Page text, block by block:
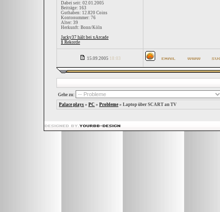
Dabei seit: 02.01.2005
Beiträge: 163
Guthaben: 12.820 Coins
Kontonummer: 76
Alter: 39
Herkunft: Bonn/Köln
Jacky37 hält bei xArcade
1 Rekorde
15.09.2005 18:03
Gehe zu:
Palace plays » PC » Probleme » Laptop über SCART an TV